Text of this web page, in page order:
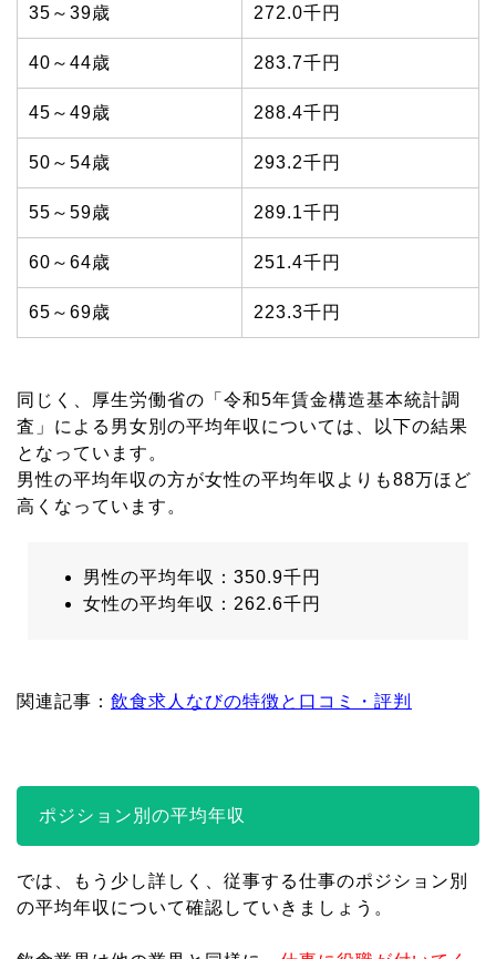
35～39歳 272.0千円
40～44歳 283.7千円
45～49歳 288.4千円
50～54歳 293.2千円
55～59歳 289.1千円
60～64歳 251.4千円
65～69歳 223.3千円
同じく、厚生労働省の「令和5年賃金構造基本統計調
査」による男女別の平均年収については、以下の結果
となっています。
男性の平均年収の方が女性の平均年収よりも88万ほど
高くなっています。
男性の平均年収：350.9千円
女性の平均年収：262.6千円
関連記事： 飲食求人なびの特徴と口コミ・評判
ポジション別の平均年収
では、もう少し詳しく、従事する仕事のポジション別
の平均年収について確認していきましょう。